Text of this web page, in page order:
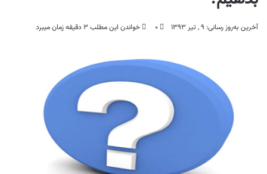
آخرین به‌روز رسانی: ۹ , تیر ۱۳۹۳ ۰ خواندن این مطلب ۳ دقیقه زمان میبرد